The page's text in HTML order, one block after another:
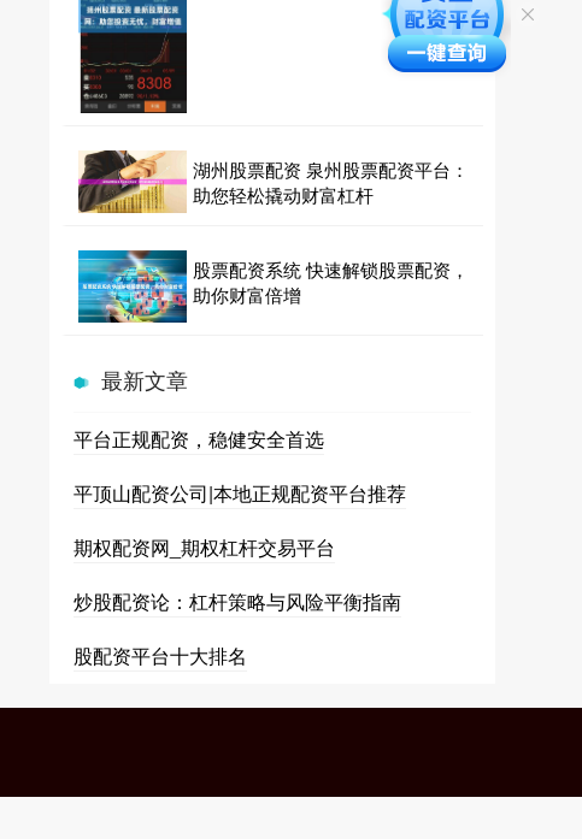
湖州股票配资 泉州股票配资平台：
助您轻松撬动财富杠杆
股票配资系统 快速解锁股票配资，
助你财富倍增
最新文章
平台正规配资，稳健安全首选
平顶山配资公司|本地正规配资平台推荐
期权配资网_期权杠杆交易平台
炒股配资论：杠杆策略与风险平衡指南
股配资平台十大排名